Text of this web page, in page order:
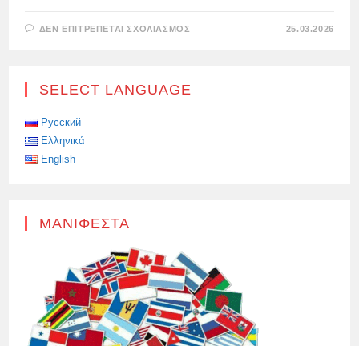
ΔΕΝ ΕΠΙΤΡΈΠΕΤΑΙ ΣΧΟΛΙΑΣΜΌΣ
ΣΥΣΤΉΜΑΤΑ
25.03.2026
SELECT LANGUAGE
Русский
Ελληνικά
English
ΜΑΝΙΦΈΣΤΑ